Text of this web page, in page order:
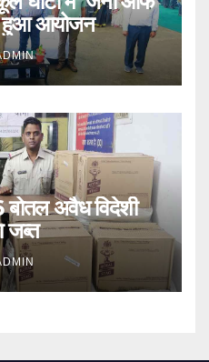
हुआ आयोजन
अवैध विदेशी
जब्त